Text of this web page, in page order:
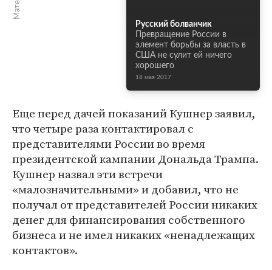
Русский болванчик
Превращение России в
элемент борьбы за власть в
США не сулит ей ничего
хорошего
18 мая 2017
Еще перед дачей показаний Кушнер заявил,
что четыре раза контактировал с
представителями России во время
президентской кампании Дональда Трампа.
Кушнер назвал эти встречи
«малозначительными» и добавил, что не
получал от представителей России никаких
денег для финансирования собственного
бизнеса и не имел никаких «ненадлежащих
контактов».